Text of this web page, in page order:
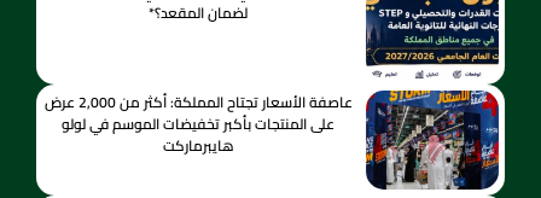
لضمان المقعد؟*
عاصفة الأسعار تجتاح المملكة: أكثر من 2,000 عرض
على المنتجات بأكبر تخفيضات الموسم في لولو
هايبرماركت